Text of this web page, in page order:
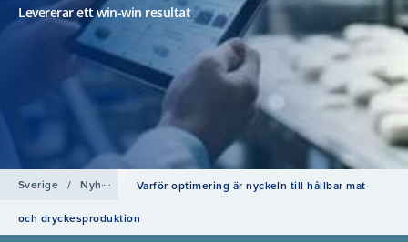
Levererar ett win-win resultat
Sverige / Nyheter
Varför optimering är nyckeln till hållbar mat-
och dryckesproduktion